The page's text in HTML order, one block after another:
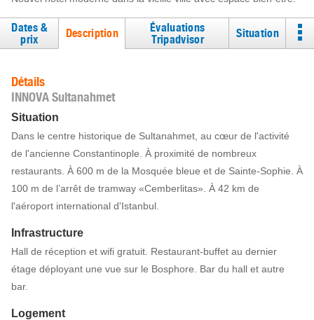
Dates &
prix
Description
Évaluations
Tripadvisor
Situation
Détails
INNOVA Sultanahmet
Situation
Dans le centre historique de Sultanahmet, au cœur de l'activité
de l'ancienne Constantinople. À proximité de nombreux
restaurants. À 600 m de la Mosquée bleue et de Sainte-Sophie. À
100 m de l’arrêt de tramway «Cemberlitas». À 42 km de
l'aéroport international d'Istanbul.
Infrastructure
Hall de réception et wifi gratuit. Restaurant-buffet au dernier
étage déployant une vue sur le Bosphore. Bar du hall et autre
bar.
Logement